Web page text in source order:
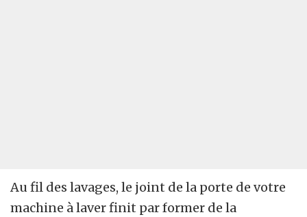
Au fil des lavages, le joint de la porte de votre
machine à laver finit par former de la